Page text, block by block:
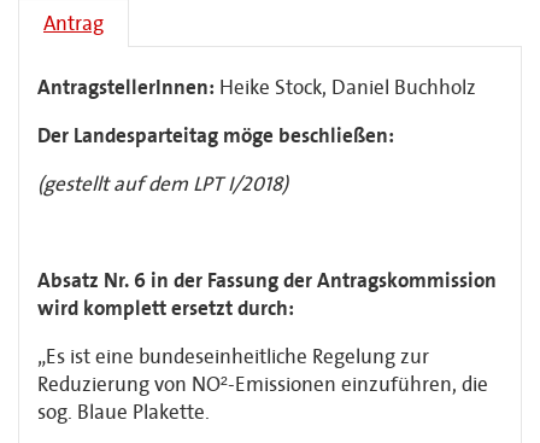
Antrag
AntragstellerInnen: Heike Stock, Daniel Buchholz
Der Landesparteitag möge beschließen:
(gestellt auf dem LPT I/2018)
Absatz Nr. 6 in der Fassung der Antragskommission
wird komplett ersetzt durch:
„Es ist eine bundeseinheitliche Regelung zur
Reduzierung von NO²-Emissionen einzuführen, die
sog. Blaue Plakette.